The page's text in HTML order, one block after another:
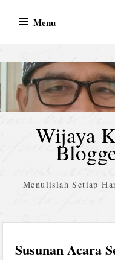
Menu
Wijaya
Menulislah Setiap
Susunan Acara